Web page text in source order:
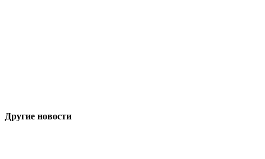
Другие новости